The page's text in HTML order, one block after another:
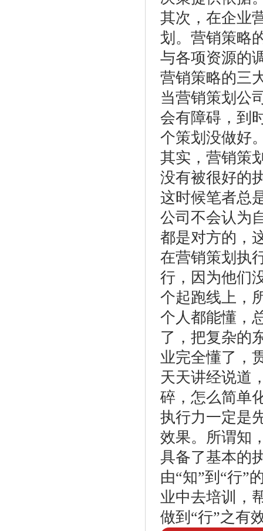
其次，在企业
划。营销策略
与各项资源的
营销策略的三
当营销策划公
会有障碍，到
个策划没做好
其实，营销策
没有被很好的
这时候笔者总
公司不会认为
都是对方的，
在营销策划执
行，因为他们
个起跑线上，
个人都能懂，
了，把复杂的
业完全懂了，
天天讲经说道
碎，怎么简单
执行力一定是
效果。所谓知
具备了基本的
由“知”到“行”
业中去培训，
做到“行”之有